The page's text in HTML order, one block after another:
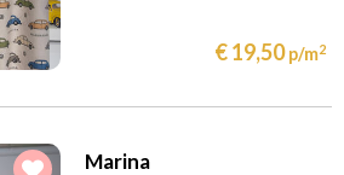
€ 19,50 p/m2
Marina